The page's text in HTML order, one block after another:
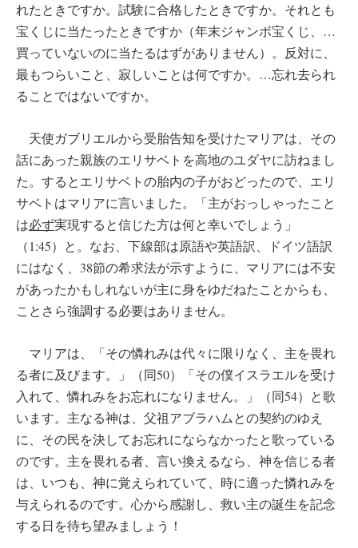
れたときですか。試験に合格したときですか。それとも
宝くじに当たったときですか（年末ジャンボ宝くじ、…
買っていないのに当たるはずがありません）。反対に、
最もつらいこと、寂しいことは何ですか。…忘れ去られ
ることではないですか。
天使ガブリエルから受胎告知を受けたマリアは、その
話にあった親族のエリサベトを高地のユダヤに訪ねまし
た。するとエリサベトの胎内の子がおどったので、エリ
サベトはマリアに言いました。「主がおっしゃったこと
は必ず実現すると信じた方は何と幸いでしょう」
（1:45）と。なお、下線部は原語や英語訳、ドイツ語訳
にはなく、38節の希求法が示すように、マリアには不安
があったかもしれないが主に身をゆだねたことからも、
ことさら強調する必要はありません。
マリアは、「その憐れみは代々に限りなく、主を畏れ
る者に及びます。」（同50）「その僕イスラエルを受け
入れて、憐れみをお忘れになりません。」（同54）と歌
います。主なる神は、父祖アブラハムとの契約のゆえ
に、その民を決してお忘れにならなかったと歌っている
のです。主を畏れる者、言い換えるなら、神を信じる者
は、いつも、神に覚えられていて、時に適った憐れみを
与えられるのです。心から感謝し、救い主の誕生を記念
する日を待ち望みましょう！